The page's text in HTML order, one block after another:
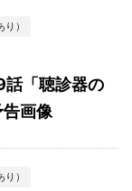
）
「聴診器の
画像
）